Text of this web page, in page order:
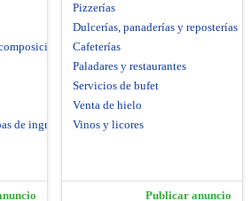
de ingreso
Pizzerías
Dulcerías, panaderías y reposterías
Cafeterías
Paladares y restaurantes
Servicios de bufet
Venta de hielo
Vinos y licores
Publicar anuncio